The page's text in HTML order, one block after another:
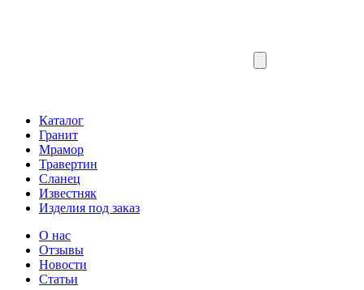
Каталог
Гранит
Мрамор
Травертин
Сланец
Известняк
Изделия под заказ
О нас
Отзывы
Новости
Статьи